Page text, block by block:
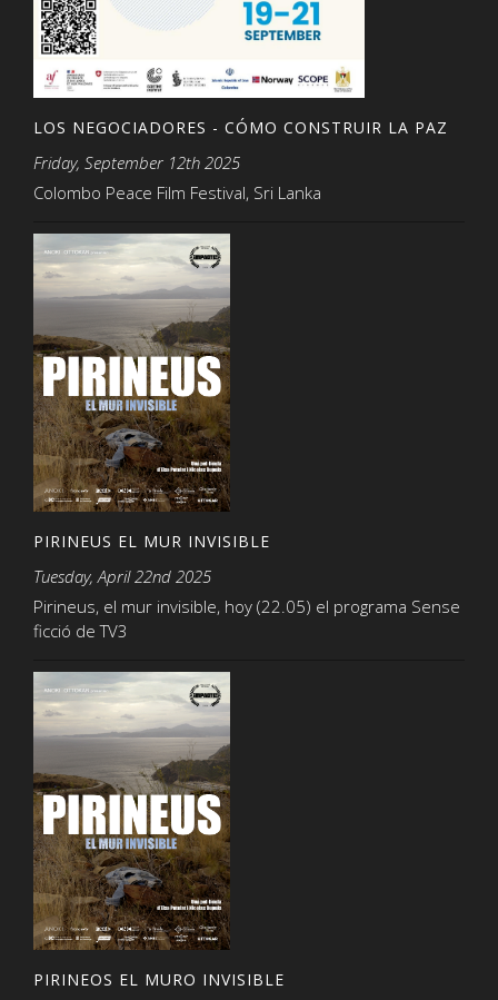
LOS NEGOCIADORES - CÓMO CONSTRUIR LA PAZ
Friday, September 12th 2025
Colombo Peace Film Festival, Sri Lanka
PIRINEUS EL MUR INVISIBLE
Tuesday, April 22nd 2025
Pirineus, el mur invisible, hoy (22.05) el programa Sense
ficció de TV3
PIRINEOS EL MURO INVISIBLE